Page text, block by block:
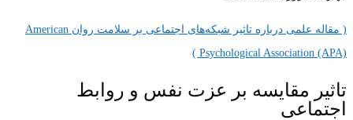
( مقاله علمی درباره تاثیر شبکه‌های اجتماعی بر سلامت روان American
Psychological Association (APA) )
تاثیر مقایسه بر عزت نفس و روابط
اجتماعی